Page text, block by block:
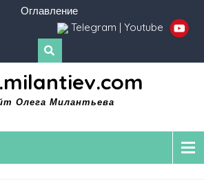
Оглавление
Telegram | Youtube
Олега Милантьева